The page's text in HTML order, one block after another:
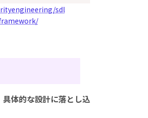
sdl
具体的な設計に落とし込